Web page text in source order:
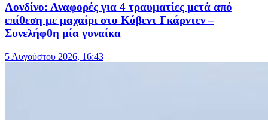
Λονδίνο: Αναφορές για 4 τραυματίες μετά από
επίθεση με μαχαίρι στο Κόβεντ Γκάρντεν –
Συνελήφθη μία γυναίκα
5 Αυγούστου 2026, 16:43